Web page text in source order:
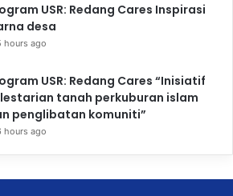
USR: Redang Cares Inspirasi
desa
hours ago
USR: Redang Cares “Inisiatif
tanah perkuburan islam
penglibatan komuniti”
hours ago